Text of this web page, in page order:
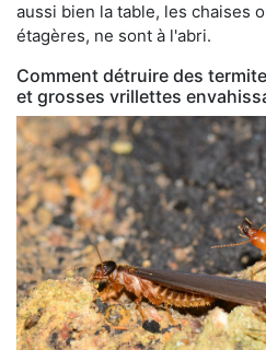
aussi bien la table, les chaises
étagères, ne sont à l'abri.
Comment détruire des
et grosses vrillettes